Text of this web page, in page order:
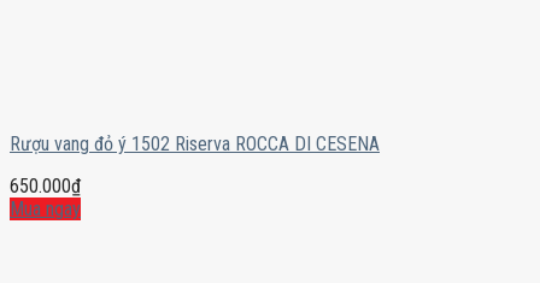
Rượu vang đỏ ý 1502 Riserva ROCCA DI CESENA
650.000₫
Mua ngay